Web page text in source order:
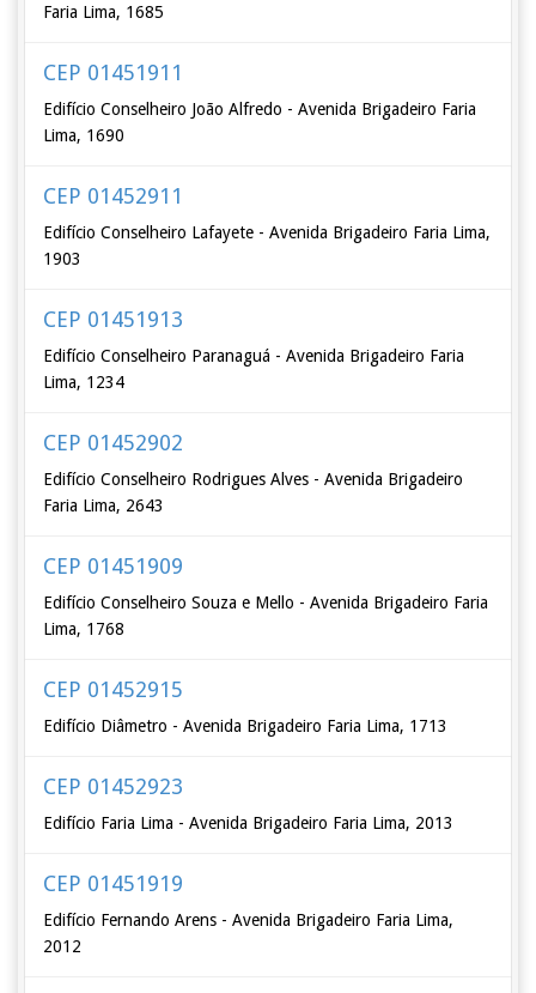
Faria Lima, 1685
CEP 01451911
Edifício Conselheiro João Alfredo - Avenida Brigadeiro Faria
Lima, 1690
CEP 01452911
Edifício Conselheiro Lafayete - Avenida Brigadeiro Faria Lima,
1903
CEP 01451913
Edifício Conselheiro Paranaguá - Avenida Brigadeiro Faria
Lima, 1234
CEP 01452902
Edifício Conselheiro Rodrigues Alves - Avenida Brigadeiro
Faria Lima, 2643
CEP 01451909
Edifício Conselheiro Souza e Mello - Avenida Brigadeiro Faria
Lima, 1768
CEP 01452915
Edifício Diâmetro - Avenida Brigadeiro Faria Lima, 1713
CEP 01452923
Edifício Faria Lima - Avenida Brigadeiro Faria Lima, 2013
CEP 01451919
Edifício Fernando Arens - Avenida Brigadeiro Faria Lima,
2012